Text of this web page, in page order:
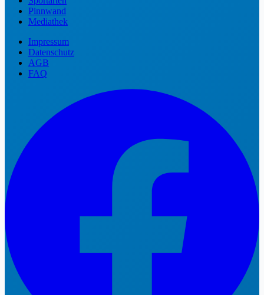
Pinnwand
Mediathek
Impressum
Datenschutz
AGB
FAQ